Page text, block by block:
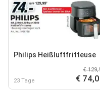
Philips Heißluftfritteuse
23 Tage
€
€